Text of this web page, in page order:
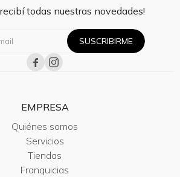
todas nuestras novedades!
SUSCRIBIRME
 
EMPRESA
Quiénes somos
Servicios
Tiendas
Franquicias